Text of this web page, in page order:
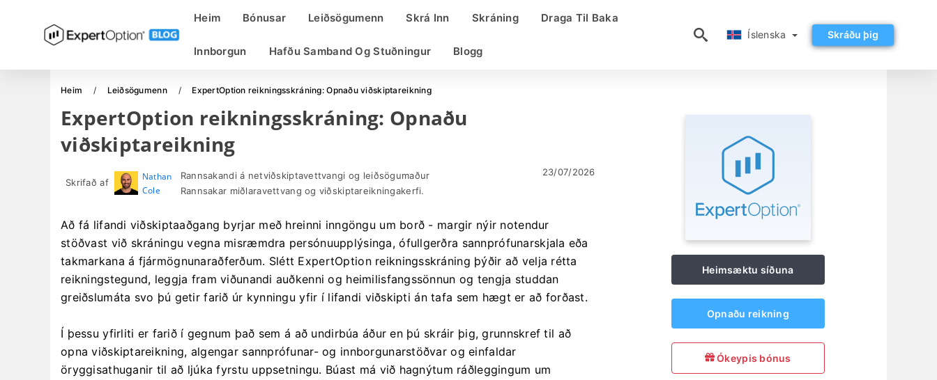
Heim Bónusar Leiðsögumenn Skrá Inn Skráning Draga Til Baka
Innborgun Hafðu Samband Og Stuðningur Blogg
Íslenska Skráðu þig
Heim Leiðsögumenn ExpertOption reikningsskráning: Opnaðu viðskiptareikning
ExpertOption reikningsskráning: Opnaðu
viðskiptareikning
Skrifað af
Nathan
Cole
Rannsakandi á netviðskiptavettvangi og leiðsögumaður
Rannsakar miðlaravettvang og viðskiptareikningakerfi.
23/07/2026
Að fá lifandi viðskiptaaðgang byrjar með hreinni inngöngu um borð - margir nýir notendur
stöðvast við skráningu vegna misræmdra persónuupplýsinga, ófullgerðra sannprófunarskjala eða
takmarkana á fjármögnunaraðferðum. Slétt ExpertOption reikningsskráning þýðir að velja rétta
reikningstegund, leggja fram viðunandi auðkenni og heimilisfangssönnun og tengja studdan
greiðslumáta svo þú getir farið úr kynningu yfir í lifandi viðskipti án tafa sem hægt er að forðast.
Í þessu yfirliti er farið í gegnum það sem á að undirbúa áður en þú skráir þig, grunnskref til að
opna viðskiptareikning, algengar sannprófunar- og innborgunarstöðvar og einfaldar
öryggisathuganir til að ljúka fyrstu uppsetningu. Búast má við hagnýtum ráðleggingum um
Heimsæktu síðuna
Opnaðu reikning
Ókeypis bónus